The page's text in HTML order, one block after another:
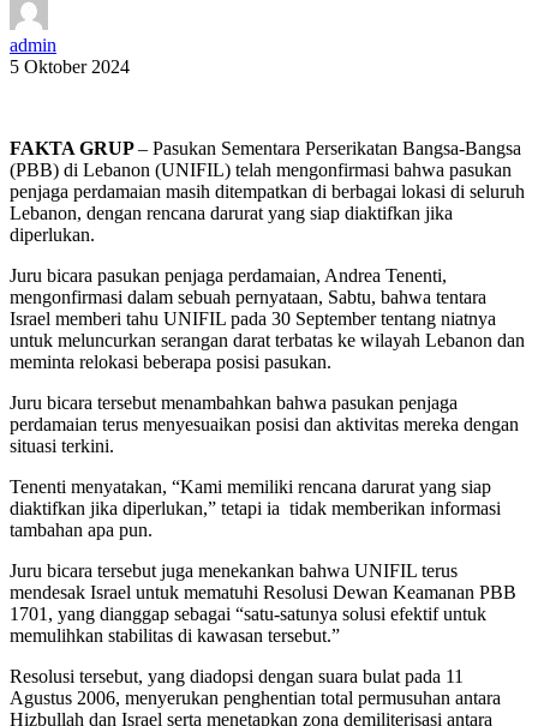
admin
5 Oktober 2024
FAKTA GRUP– Pasukan Sementara Perserikatan Bangsa-Bangsa
(PBB) di Lebanon (UNIFIL) telah mengonfirmasi bahwa pasukan
penjaga perdamaian masih ditempatkan di berbagai lokasi di seluruh
Lebanon, dengan rencana darurat yang siap diaktifkan jika
diperlukan.
Juru bicara pasukan penjaga perdamaian, Andrea Tenenti,
mengonfirmasi dalam sebuah pernyataan, Sabtu, bahwa tentara
Israel memberi tahu UNIFIL pada 30 September tentang niatnya
untuk meluncurkan serangan darat terbatas ke wilayah Lebanon dan
meminta relokasi beberapa posisi pasukan.
Juru bicara tersebut menambahkan bahwa pasukan penjaga
perdamaian terus menyesuaikan posisi dan aktivitas mereka dengan
situasi terkini.
Tenenti menyatakan, “Kami memiliki rencana darurat yang siap
diaktifkan jika diperlukan,” tetapi ia tidak memberikan informasi
tambahan apa pun.
Juru bicara tersebut juga menekankan bahwa UNIFIL terus
mendesak Israel untuk mematuhi Resolusi Dewan Keamanan PBB
1701, yang dianggap sebagai “satu-satunya solusi efektif untuk
memulihkan stabilitas di kawasan tersebut.”
Resolusi tersebut, yang diadopsi dengan suara bulat pada 11
Agustus 2006, menyerukan penghentian total permusuhan antara
Hizbullah dan Israel serta menetapkan zona demiliterisasi antara